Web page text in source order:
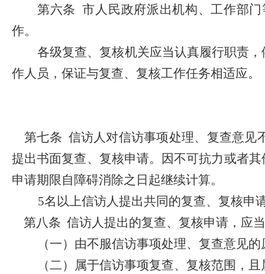
第六条 市人民政府派出机构、工作部
作。
各级复查、复核机关应当认真履行职责
作人员，保证与复查、复核工作任务相适应。
第七条 信访人对信访事项处理、复查意见
提出书面复查、复核申请。因不可抗力或者
申请期限自障碍消除之日起继续计算。
5名以上信访人提出共同的复查、复核申
第八条 信访人提出的复查、复核申请，应
（一）由不服信访事项处理、复查意见
（二）属于信访事项复查、复核范围，